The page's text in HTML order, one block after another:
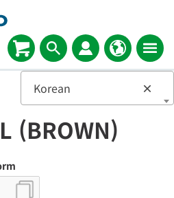
×
Korean
(BROWN)